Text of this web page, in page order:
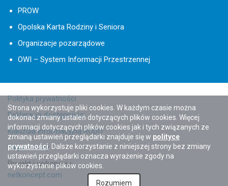
PROW
Opolska Karta Rodziny i Seniora
Organizacje pozarządowe
OWI – System Informacji Przestrzennej
Polityka prywatności
Deklaracja dostępności
Klauzula informacyjna RODO
Mapa strony
Projekt i wykonanie:
netkoncept.com
Strona wykorzystuje pliki cookies. W każdym czasie można
dokonać zmiany ustaleń dotyczących plików cookies. Więcej
informacji dotyczących plików cookies jak i tych związanych ze
zmianą ustawień przeglądarki znajduje się w polityce
prywatności. Dalsze korzystanie z niniejszej strony bez zmiany
ustawień przeglądarki oznacza wyrażenie zgody na
wykorzystanie plików cookies.
Rozumiem